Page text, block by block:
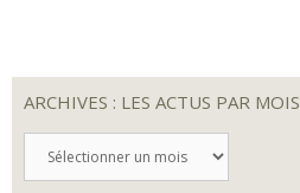
ARCHIVES : LES ACTUS PAR MOIS
LES